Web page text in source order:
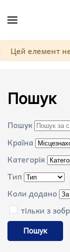
Попередження
Цей елемент
Пошук
Пошук
Країна
Категорія
Тип
Коли додано
тільки з
Пошук